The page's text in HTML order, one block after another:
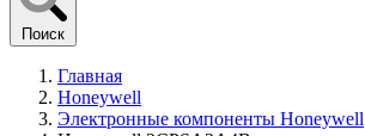
Поиск
Главная
Honeywell
Электронные компоненты Honeywell